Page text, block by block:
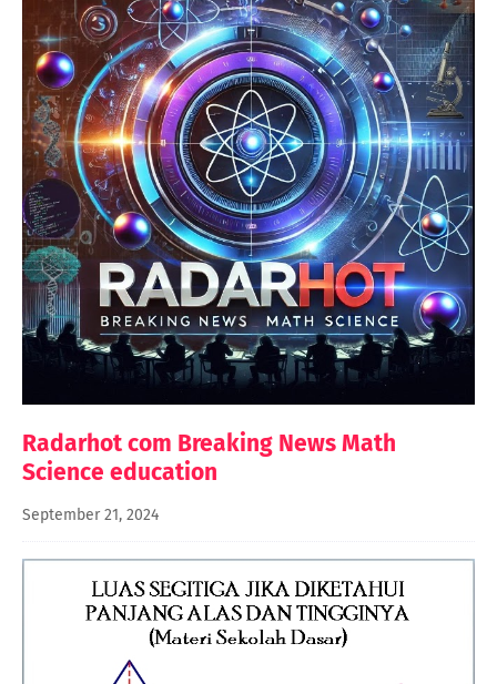
Radarhot com Breaking News Math
Science education
September 21, 2024